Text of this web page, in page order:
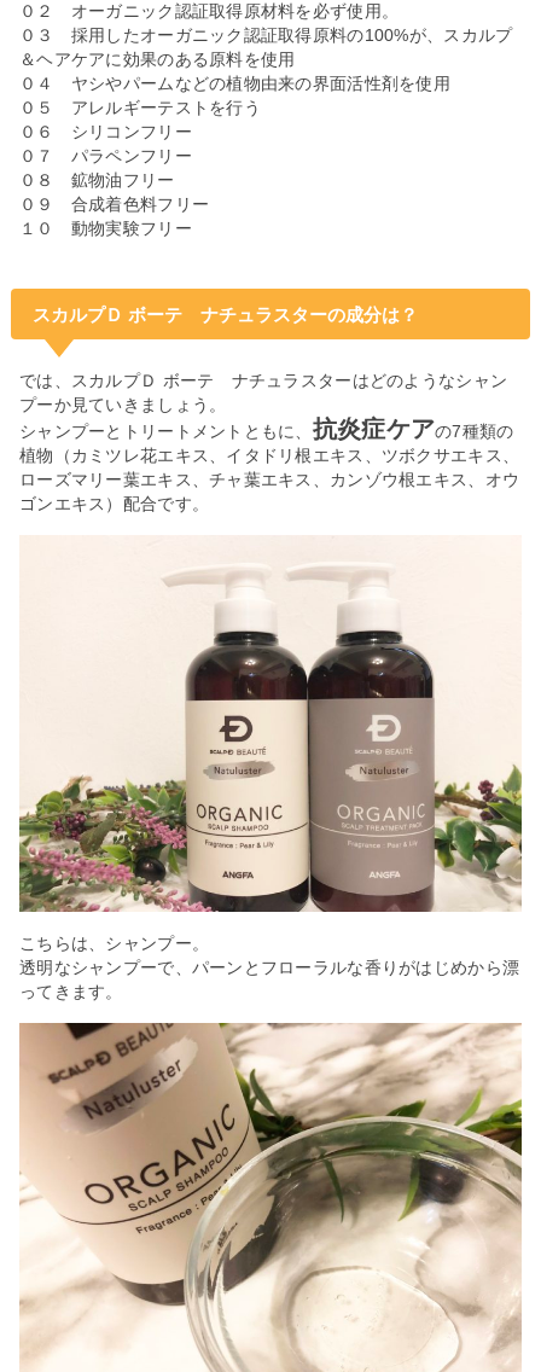
０２ オーガニック認証取得原材料を必ず使用。
０３ 採用したオーガニック認証取得原料の100%が、スカルプ
＆ヘアケアに効果のある原料を使用
０４ ヤシやパームなどの植物由来の界面活性剤を使用
０５ アレルギーテストを行う
０６ シリコンフリー
０７ パラペンフリー
０８ 鉱物油フリー
０９ 合成着色料フリー
１０ 動物実験フリー
スカルプＤ ボーテ ナチュラスターの成分は？
では、スカルプＤ ボーテ ナチュラスターはどのようなシャン
プーか見ていきましょう。
シャンプーとトリートメントともに、 抗炎症ケアの7種類の
植物（カミツレ花エキス、イタドリ根エキス、ツボクサエキス、
ローズマリー葉エキス、チャ葉エキス、カンゾウ根エキス、オウ
ゴンエキス）配合です。
こちらは、シャンプー。
透明なシャンプーで、パーンとフローラルな香りがはじめから漂
ってきます。